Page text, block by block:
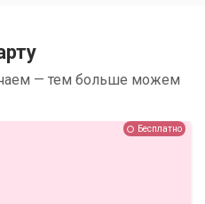
— тем больше можем
Бесплатно